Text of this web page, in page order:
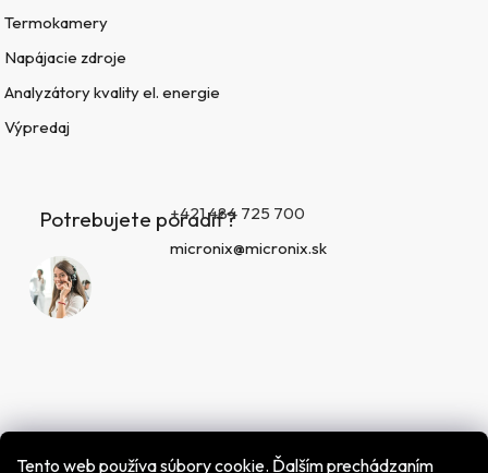
Tento web používa súbory cookie. Ďalším prechádzaním
Termokamery
Napájacie zdroje
Analyzátory kvality el. energie
Výpredaj
Potrebujete poradiť?+421 484 725 700
micronix@micronix.sk